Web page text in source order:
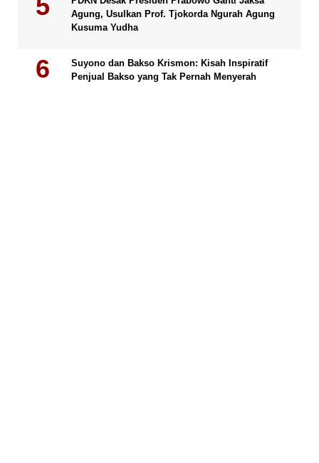
Agung, Usulkan Prof. Tjokorda Ngurah Agung
Kusuma Yudha
Suyono dan Bakso Krismon: Kisah Inspiratif
Penjual Bakso yang Tak Pernah Menyerah